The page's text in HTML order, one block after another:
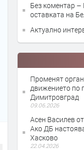
Без коментар
оставката на
Актуално
Променят
движението по
Димитровград
09.06.2026
Асен Василев
Ако ДБ
Хасково
22.04.2026